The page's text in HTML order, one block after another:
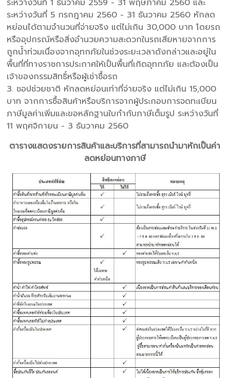
ระหว่างวันที่ 1 ธันวาคม 2559 - 31 พฤษภาคม 2560 และ
ระหว่างวันที่ 5 กรกฎาคม 2560 - 31 ธันวาคม 2560 หักลด
หย่อนได้ตามจำนวนที่จ่ายจริง แต่ไม่เกิน 30,000 บาท โดยรถ
หรืออุปกรณ์หรือสิ่งอำนวยความสะดวกในรถเสียหายจากการ
ถูกน้ำท่วมเนื่องจากอุทกภัยในช่วงระยะเวลาดังกล่าวและอยู่ใน
พื้นที่ที่ทางราชการประกาศให้เป็นพื้นที่เกิดอุทกภัย และต้องเป็น
เจ้าของกรรมสิทธิ์หรือผู้เช่าซื้อรถ
3. ชอปช่วยชาติ หักลดหย่อนเท่าที่จ่ายจริง แต่ไม่เกิน 15,000
บาท จากการซื้อสินค้าหรือบริการจากผู้ประกอบการจดทะเบียน
ภาษีมูลค่าเพิ่มและขอหลักฐานใบกำกับภาษีเต็มรูป ระหว่างวันที่
11 พฤศจิกายน - 3 ธันวาคม 2560
ตารางแสดงรายการสินค้าและบริการที่สามารถนำมาหักเป็นค่า
ลดหย่อนทางภาษี